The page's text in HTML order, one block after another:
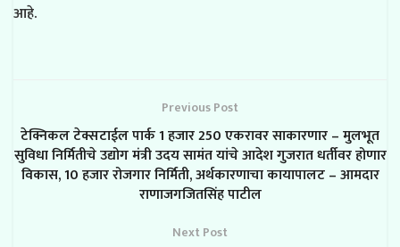
आहे.
Previous Post
टेक्निकल टेक्सटाईल पार्क 1 हजार 250 एकरावर साकारणार – मुलभूत
सुविधा निर्मितीचे उद्योग मंत्री उदय सामंत यांचे आदेश गुजरात धर्तीवर होणार
विकास, 10 हजार रोजगार निर्मिती, अर्थकारणाचा कायापालट – आमदार
राणाजगजितसिंह पाटील
Next Post